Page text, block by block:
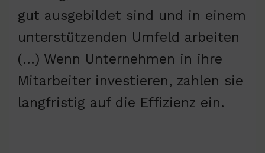
gut ausgebildet sind und in einem
unterstützenden Umfeld arbeiten
(…) Wenn Unternehmen in ihre
Mitarbeiter investieren, zahlen sie
langfristig auf die Effizienz ein.